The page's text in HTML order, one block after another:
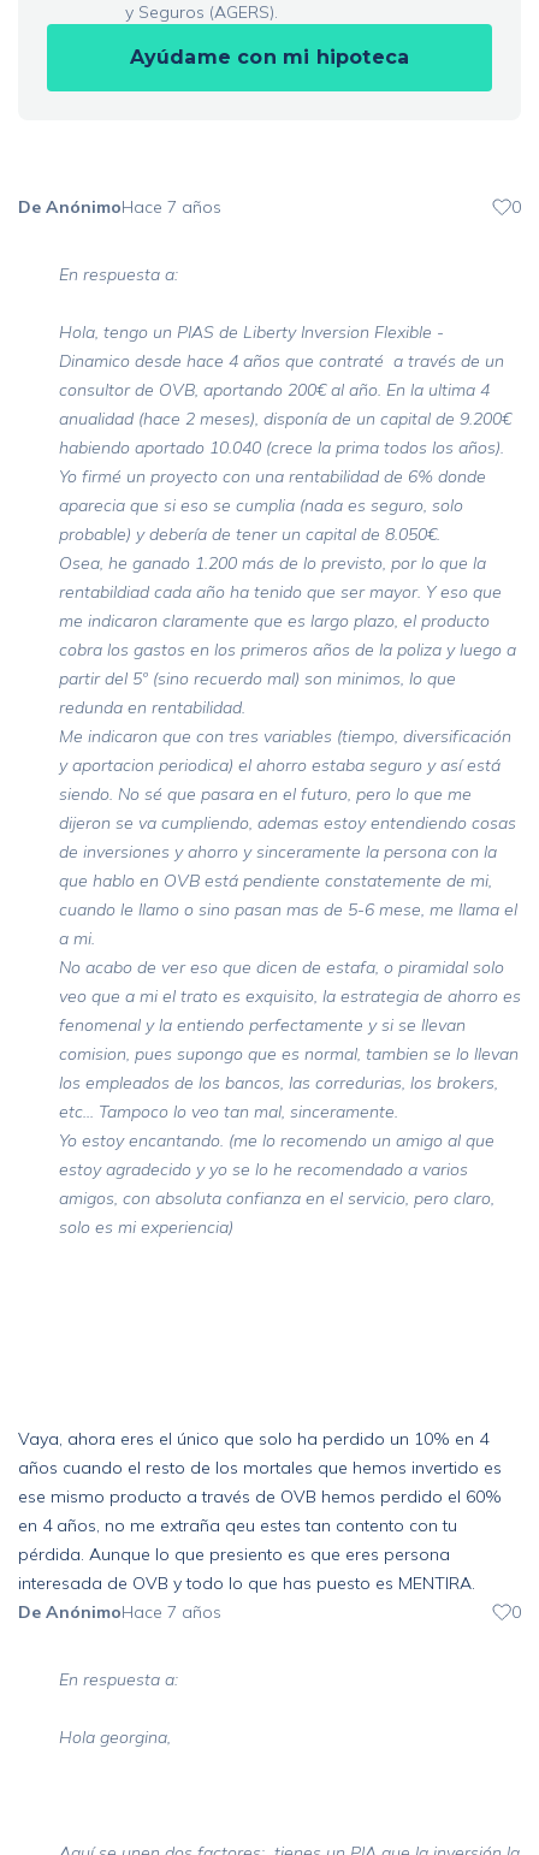
y Seguros (AGERS).
Ayúdame con mi hipoteca
De AnónimoHace 7 años 0
En respuesta a:
Hola, tengo un PIAS de Liberty Inversion Flexible -
Dinamico desde hace 4 años que contraté a través de un
consultor de OVB, aportando 200€ al año. En la ultima 4
anualidad (hace 2 meses), disponía de un capital de 9.200€
habiendo aportado 10.040 (crece la prima todos los años).
Yo firmé un proyecto con una rentabilidad de 6% donde
aparecia que si eso se cumplia (nada es seguro, solo
probable) y debería de tener un capital de 8.050€.
Osea, he ganado 1.200 más de lo previsto, por lo que la
rentabildiad cada año ha tenido que ser mayor. Y eso que
me indicaron claramente que es largo plazo, el producto
cobra los gastos en los primeros años de la poliza y luego a
partir del 5º (sino recuerdo mal) son minimos, lo que
redunda en rentabilidad.
Me indicaron que con tres variables (tiempo, diversificación
y aportacion periodica) el ahorro estaba seguro y así está
siendo. No sé que pasara en el futuro, pero lo que me
dijeron se va cumpliendo, ademas estoy entendiendo cosas
de inversiones y ahorro y sinceramente la persona con la
que hablo en OVB está pendiente constatemente de mi,
cuando le llamo o sino pasan mas de 5-6 mese, me llama el
a mi.
No acabo de ver eso que dicen de estafa, o piramidal solo
veo que a mi el trato es exquisito, la estrategia de ahorro es
fenomenal y la entiendo perfectamente y si se llevan
comision, pues supongo que es normal, tambien se lo llevan
los empleados de los bancos, las corredurias, los brokers,
etc... Tampoco lo veo tan mal, sinceramente.
Yo estoy encantando. (me lo recomendo un amigo al que
estoy agradecido y yo se lo he recomendado a varios
amigos, con absoluta confianza en el servicio, pero claro,
solo es mi experiencia)
Vaya, ahora eres el único que solo ha perdido un 10% en 4
años cuando el resto de los mortales que hemos invertido es
ese mismo producto a través de OVB hemos perdido el 60%
en 4 años, no me extraña qeu estes tan contento con tu
pérdida. Aunque lo que presiento es que eres persona
interesada de OVB y todo lo que has puesto es MENTIRA.
De AnónimoHace 7 años 0
En respuesta a:
Hola georgina,